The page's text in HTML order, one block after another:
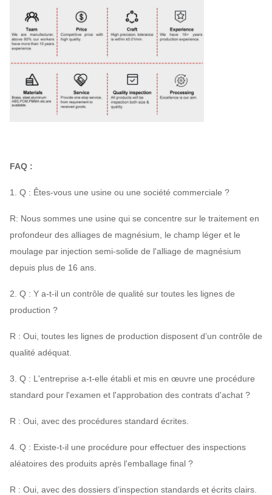
FAQ :
1. Q : Êtes-vous une usine ou une société commerciale ?
R: Nous sommes une usine qui se concentre sur le traitement en
profondeur des alliages de magnésium, le champ léger et le
moulage par injection semi-solide de l'alliage de magnésium
depuis plus de 16 ans.
2. Q : Y a-t-il un contrôle de qualité sur toutes les lignes de
production ?
R : Oui, toutes les lignes de production disposent d’un contrôle de
qualité adéquat.
3. Q : L'entreprise a-t-elle établi et mis en œuvre une procédure
standard pour l'examen et l'approbation des contrats d'achat ?
R : Oui, avec des procédures standard écrites.
4. Q : Existe-t-il une procédure pour effectuer des inspections
aléatoires des produits après l'emballage final ?
R : Oui, avec des dossiers d’inspection standards et écrits clairs.